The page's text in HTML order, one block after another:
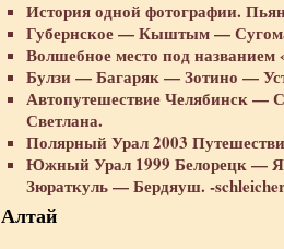
История одной фотографии.
Губернское — Кыштым —
Волшебное место под
Булзи — Багаряк — Зотино —
Автопутешествие Челябинск —
Светлана.
Полярный Урал 2003
Южный Урал 1999 Белорецк —
Зюраткуль — Бердяуш. -
Алтай